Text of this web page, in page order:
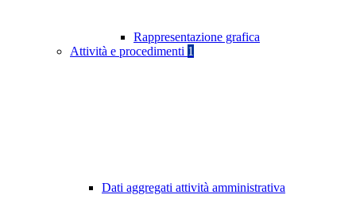
Rappresentazione grafica
Attività e procedimenti 1
Dati aggregati attività amministrativa